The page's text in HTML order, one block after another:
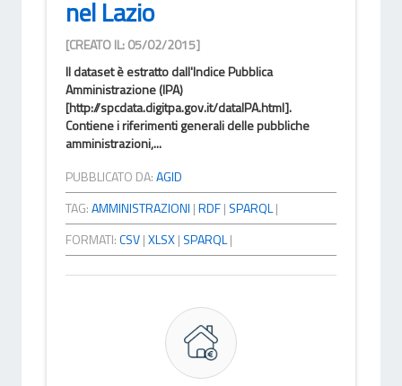
nel Lazio
[CREATO IL: 05/02/2015]
Il dataset è estratto dall'Indice Pubblica
Amministrazione (IPA)
[http://spcdata.digitpa.gov.it/dataIPA.html].
Contiene i riferimenti generali delle pubbliche
amministrazioni,...
PUBBLICATO DA:AGID
TAG:AMMINISTRAZIONI |RDF| SPARQL|
FORMATI:CSV|XLSX| SPARQL|